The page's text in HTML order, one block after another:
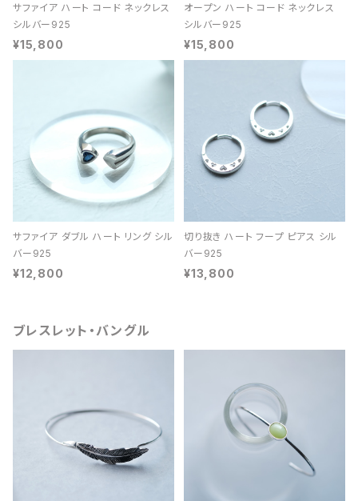
サファイア ハート コード ネックレス
シルバー925
¥15,800
オープン ハート コード ネックレス
シルバー925
¥15,800
サファイア ダブル ハート リング シル
バー925
¥12,800
切り抜き ハート フープ ピアス シル
バー925
¥13,800
ブレスレット・バングル